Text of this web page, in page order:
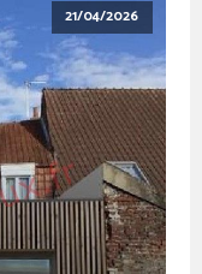
21/04/2026